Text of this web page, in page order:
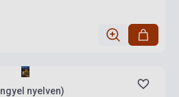
nyelven)